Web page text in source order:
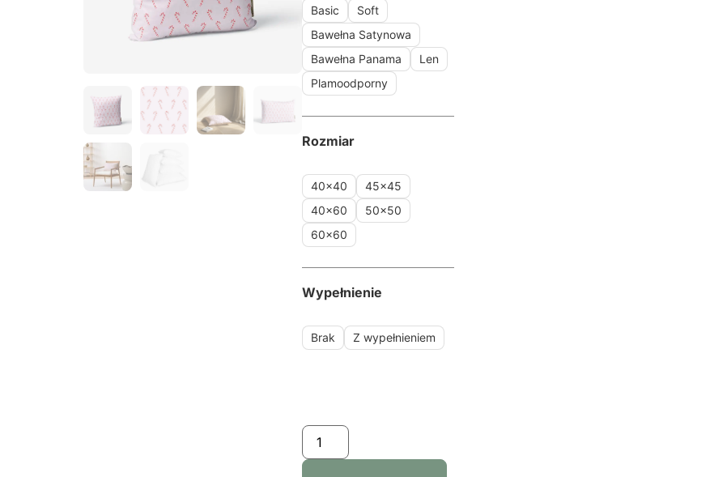
Basic
Soft
Bawełna Satynowa
Bawełna Panama
Len
Plamoodporny
Rozmiar
40x40
45x45
40x60
50x50
60x60
Wypełnienie
Brak Z wypełnieniem